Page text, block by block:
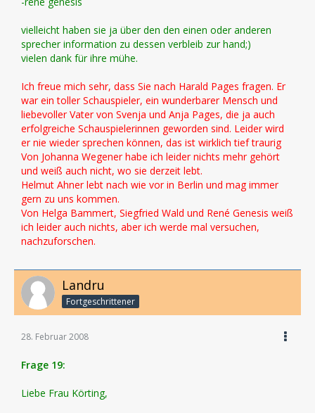
vielleicht haben sie ja über den den einen oder anderen
sprecher information zu dessen verbleib zur hand;)
vielen dank für ihre mühe.
Ich freue mich sehr, dass Sie nach Harald Pages fragen. Er
war ein toller Schauspieler, ein wunderbarer Mensch und
liebevoller Vater von Svenja und Anja Pages, die ja auch
erfolgreiche Schauspielerinnen geworden sind. Leider wird
er nie wieder sprechen können, das ist wirklich tief traurig
Von Johanna Wegener habe ich leider nichts mehr gehört
und weiß auch nicht, wo sie derzeit lebt.
Helmut Ahner lebt nach wie vor in Berlin und mag immer
gern zu uns kommen.
Von Helga Bammert, Siegfried Wald und René Genesis weiß
ich leider auch nichts, aber ich werde mal versuchen,
nachzuforschen.
Landru
Fortgeschrittener
28. Februar 2008
Frage 19:
Liebe Frau Körting,